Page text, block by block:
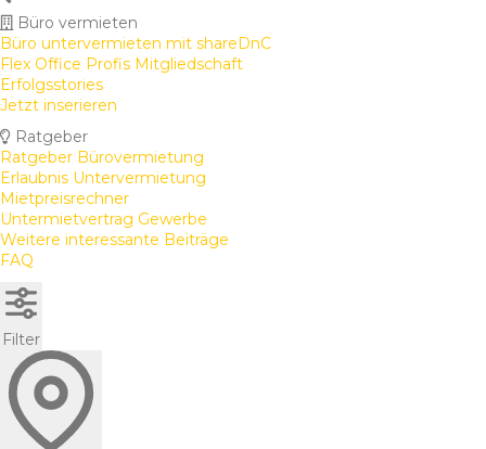
Büro vermieten
Büro untervermieten mit shareDnC
Flex Office Profis Mitgliedschaft
Erfolgsstories
Jetzt inserieren
Ratgeber
Ratgeber Bürovermietung
Erlaubnis Untervermietung
Mietpreisrechner
Untermietvertrag Gewerbe
Weitere interessante Beiträge
FAQ
Filter